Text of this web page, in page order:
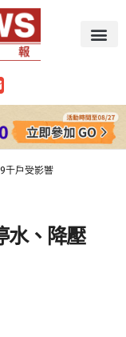
千戶受影響
水、降壓